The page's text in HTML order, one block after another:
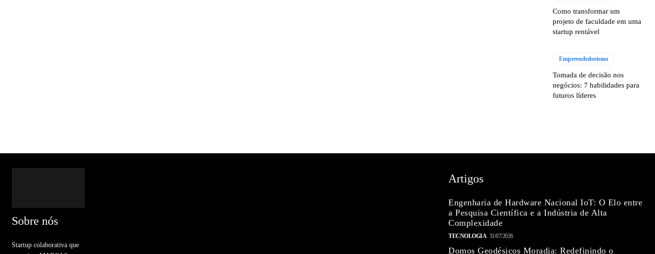
Como transformar um
projeto de faculdade em uma
startup rentável
Empreendedorismo
Tomada de decisão nos
negócios: 7 habilidades para
futuros líderes
Sobre nós
Startup colaborativa que
Artigos
Engenharia de Hardware Nacional IoT: O Elo entre
a Pesquisa Científica e a Indústria de Alta
Complexidade
TECNOLOGIA 31/07/2026
Domos Geodésicos Moradia: Redefinindo o